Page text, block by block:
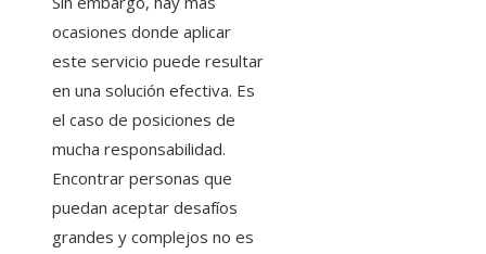
ocasiones donde aplicar
este servicio puede resultar
en una solución efectiva. Es
el caso de posiciones de
mucha responsabilidad.
Encontrar personas que
puedan aceptar desafíos
grandes y complejos no es